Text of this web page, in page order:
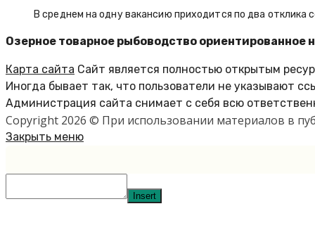
В среднем на одну вакансию приходится по два отклика
Озерное товарное рыбоводство ориентированное
Карта сайта Сайт является полностью открытым
Иногда бывает так, что пользователи не указывают
Администрация сайта снимает с себя всю
Copyright 2026 © При использовании материалов в
Закрыть меню
Insert